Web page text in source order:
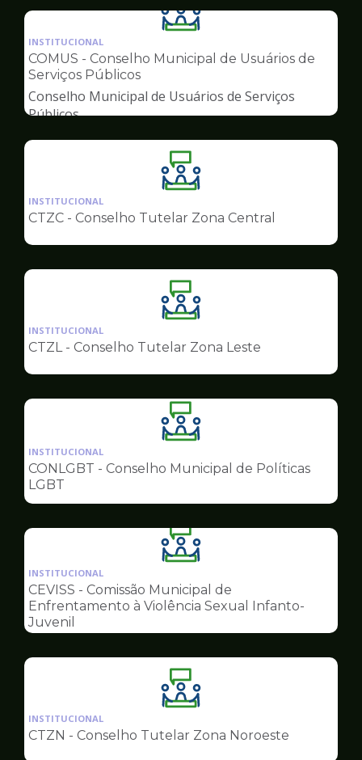
Ilustração
da
pagina
Conselhos
INSTITUCIONAL
COMUS - Conselho Municipal de Usuários de
Serviços Públicos
Conselho Municipal de Usuários de Serviços
Públicos
Ilustração
da
pagina
Conselhos
INSTITUCIONAL
CTZC - Conselho Tutelar Zona Central
Ilustração
da
pagina
Conselhos
INSTITUCIONAL
CTZL - Conselho Tutelar Zona Leste
Ilustração
da
pagina
Conselhos
INSTITUCIONAL
CONLGBT - Conselho Municipal de Políticas
LGBT
Ilustração
da
pagina
de
INSTITUCIONAL
CEVISS - Comissão Municipal de
Enfrentamento à Violência Sexual Infanto-
Juvenil
Ilustração
da
pagina
INSTITUCIONAL
CTZN - Conselho Tutelar Zona Noroeste